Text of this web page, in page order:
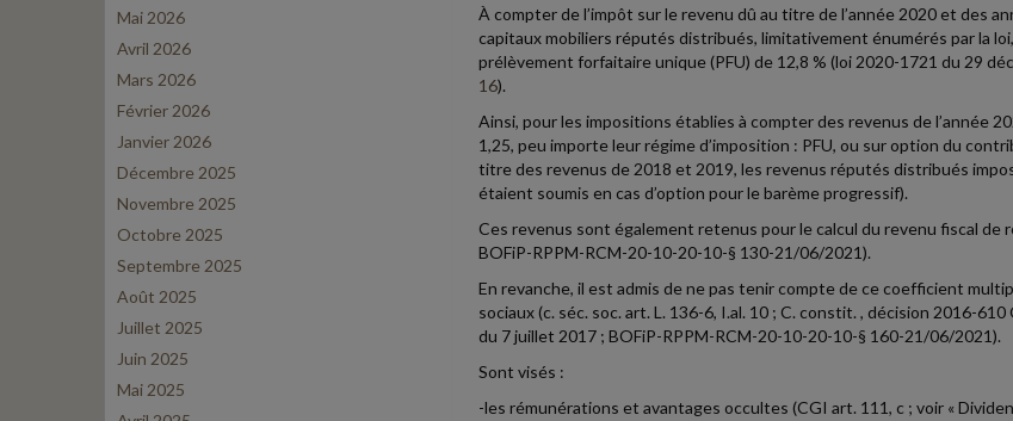
Mai 2026
Avril 2026
Mars 2026
Février 2026
Janvier 2026
Décembre 2025
Novembre 2025
Octobre 2025
Septembre 2025
Août 2025
Juillet 2025
Juin 2025
Mai 2025
À compter de l’impôt sur le revenu dû au titre de l’année 2020 et des
capitaux mobiliers réputés distribués, limitativement énumérés par la
prélèvement forfaitaire unique (PFU) de 12,8 % (loi 2020-1721 du 29
16).
Ainsi, pour les impositions établies à compter des revenus de l’année
1,25, peu importe leur régime d’imposition : PFU, ou sur option du
titre des revenus de 2018 et 2019, les revenus réputés distribués
étaient soumis en cas d’option pour le barème progressif).
Ces revenus sont également retenus pour le calcul du revenu fiscal
BOFiP-RPPM-RCM-20-10-20-10-§ 130-21/06/2021).
En revanche, il est admis de ne pas tenir compte de ce coefficient
sociaux (c. séc. soc. art. L. 136-6, I.al. 10 ; C. constit. , décision 2016-
du 7 juillet 2017 ; BOFiP-RPPM-RCM-20-10-20-10-§ 160-21/06/2021).
Sont visés :
-les rémunérations et avantages occultes (CGI art. 111, c ; voir «